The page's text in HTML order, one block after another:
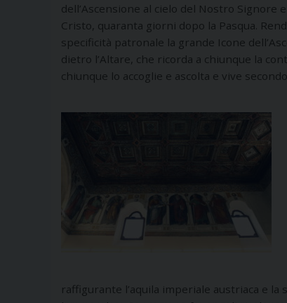
dell’Ascensione al cielo del Nostro Signore
Cristo, quaranta giorni dopo la Pasqua.
specificità patronale la grande Icone
dietro l’Altare, che ricorda a chiunque la
chiunque lo accoglie e ascolta e vive
raffigurante l’aquila imperiale austriaca e la